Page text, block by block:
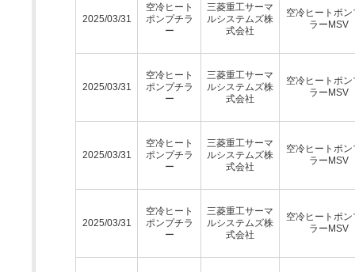
2025/03/31
空冷ヒート
ポンプチラ
ー
三菱重工サーマ
ルシステムズ株
式会社
空冷ヒートポン
ラーMSV
2025/03/31
空冷ヒート
ポンプチラ
ー
三菱重工サーマ
ルシステムズ株
式会社
空冷ヒートポン
ラーMSV
2025/03/31
空冷ヒート
ポンプチラ
ー
三菱重工サーマ
ルシステムズ株
式会社
空冷ヒートポン
ラーMSV
2025/03/31
空冷ヒート
ポンプチラ
ー
三菱重工サーマ
ルシステムズ株
式会社
空冷ヒートポン
ラーMSV